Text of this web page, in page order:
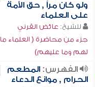
ولو كان مراً , حق الأمة
على العلماء
للشيخ: عائض القرني
جزء من محاضرة ( العلماء ما
لهم وما عليهم)
الفهرس:المطعم
الحرام , موانع الدعاء